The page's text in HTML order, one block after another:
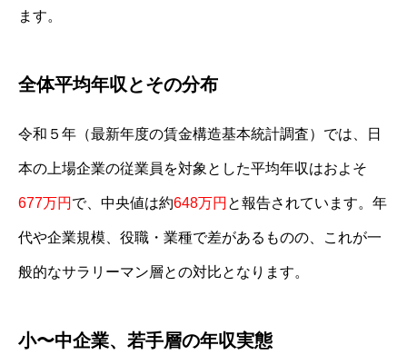
ます。
全体平均年収とその分布
令和５年（最新年度の賃金構造基本統計調査）では、日
本の上場企業の従業員を対象とした平均年収はおよそ
677万円 で、中央値は約648万円 と報告されています。年
代や企業規模、役職・業種で差があるものの、これが一
般的なサラリーマン層との対比となります。
小〜中企業、若手層の年収実態